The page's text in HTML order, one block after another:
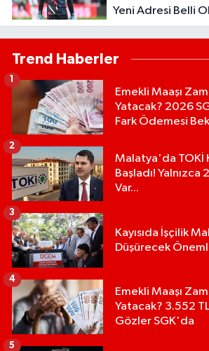
Yeni Adresi Belli
Trend Haberler
Emekli Maaşı
Yatacak? 2026
Fark Ödemesi
1
Malatya'da TOKİ
Başladı! Yalnızca
Var...
2
Kayısıda İşçilik
Düşürecek
3
Emekli Maaşı
Yatacak? 3.552
Gözler SGK'da
4
5